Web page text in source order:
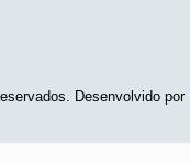
Desenvolvido por